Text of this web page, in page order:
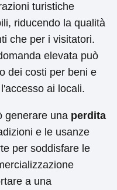
turistiche
riducendo la qualità
che per i visitatori.
elevata può
dei costi per beni e
ai locali.
generare una perdita
e le usanze
per soddisfare le
a una